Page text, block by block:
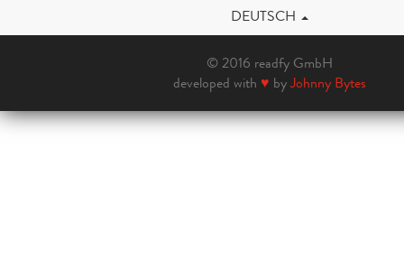
DEUTSCH
© 2016 readfy GmbH
developed with ♥ byJohnny Bytes